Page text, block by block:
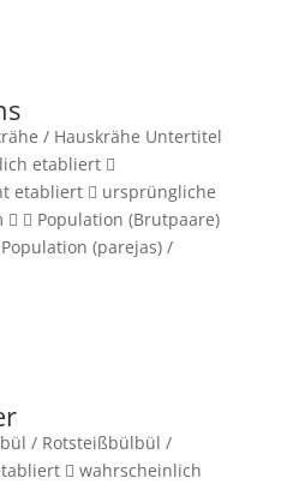
/ Hauskrähe Untertitel
etabliert 
etabliert  ursprüngliche
 Population (Brutpaare)
(parejas) /
/ Rotsteißbülbül /
 wahrscheinlich